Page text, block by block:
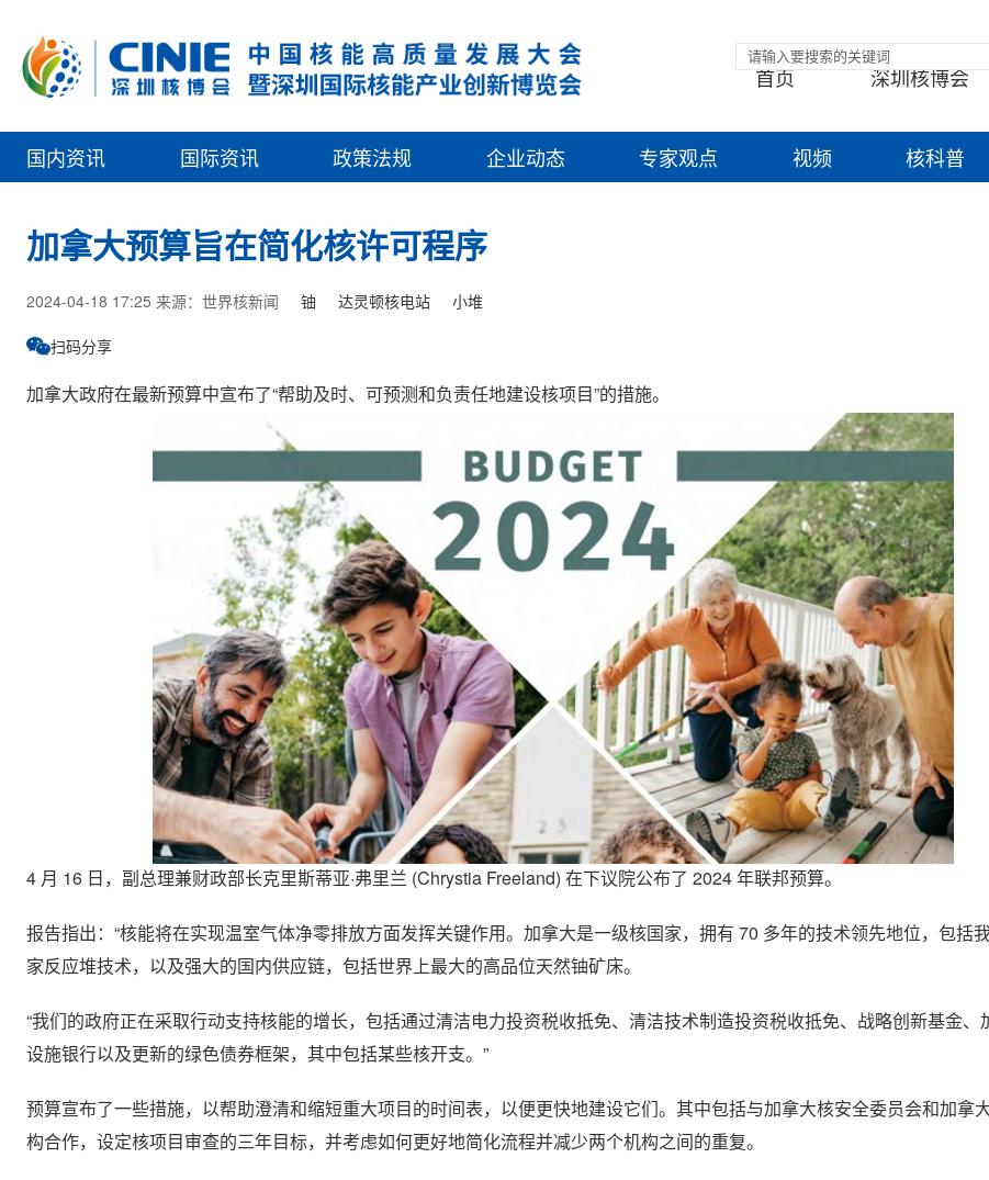
首页 深圳核博会
国内资讯 国际资讯 政策法规 企业动态 专家观点 视频 核科普
加拿大预算旨在简化核许可程序
2024-04-18 17:25 来源：世界核新闻 铀 达灵顿核电站 小堆
扫码分享
加拿大政府在最新预算中宣布了“帮助及时、可预测和负责任地建设核项目”的措施。
4 月 16 日，副总理兼财政部长克里斯蒂亚·弗里兰 (Chrystia Freeland) 在下议院公布了 2024 年联邦预算。
报告指出：“核能将在实现温室气体净零排放方面发挥关键作用。加拿大是一级核国家，拥有 70 多年的技术领先地位，包括
家反应堆技术，以及强大的国内供应链，包括世界上最大的高品位天然铀矿床。
“我们的政府正在采取行动支持核能的增长，包括通过清洁电力投资税收抵免、清洁技术制造投资税收抵免、战略创新基金、
设施银行以及更新的绿色债券框架，其中包括某些核开支。”
预算宣布了一些措施，以帮助澄清和缩短重大项目的时间表，以便更快地建设它们。其中包括与加拿大核安全委员会和加拿
构合作，设定核项目审查的三年目标，并考虑如何更好地简化流程并减少两个机构之间的重复。